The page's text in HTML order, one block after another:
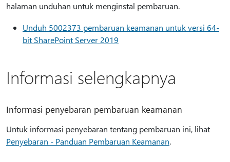
halaman unduhan untuk menginstal pembaruan.
Unduh 5002373 pembaruan keamanan untuk versi 64-
bit SharePoint Server 2019
Informasi selengkapnya
Informasi penyebaran pembaruan keamanan
Untuk informasi penyebaran tentang pembaruan ini, lihat
Penyebaran - Panduan Pembaruan Keamanan.